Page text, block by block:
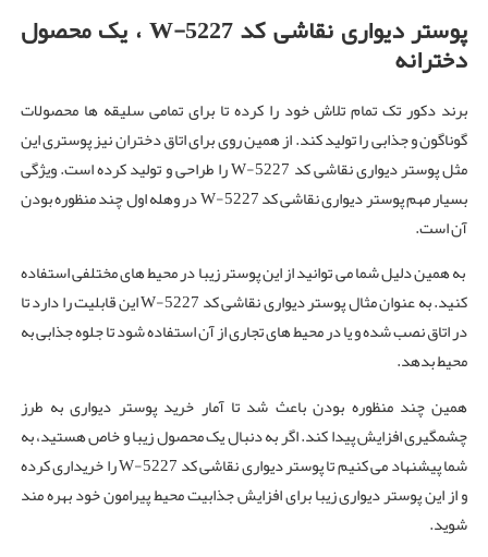
پوستر دیواری نقاشی کدW-5227، یک ‌محصول
دخترانه
برند دکور تک تمام تلاش خود را کرده تا برای تمامی سلیقه ها محصولات
گوناگون و جذابی را تولید کند. از همین روی برای اتاق دختران نیز پوستری این
مثل پوستر دیواری نقاشی کد W-5227 را طراحی و تولید کرده است. ویژگی
بسیار مهم پوستر دیواری نقاشی کد W-5227 در وهله اول چند منظوره بودن
آن است.
به همین دلیل شما می توانید از این پوستر زیبا در محیط های مختلفی استفاده
کنید. به عنوان مثال پوستر دیواری نقاشی کد W-5227 این قابلیت را دارد تا
در اتاق نصب شده و یا در محیط های تجاری از آن استفاده شود تا جلوه جذابی به
محیط بدهد.
همین چند منظوره بودن باعث شد تا آمار خرید پوستر دیواری به طرز
چشمگیری افزایش پیدا کند. اگر به دنبال یک محصول زیبا و خاص هستید، به
شما پیشنهاد می کنیم تا پوستر دیواری نقاشی کد W-5227 را خریداری کرده
و از این پوستر دیواری زیبا برای افزایش جذابیت محیط پیرامون خود بهره مند
شوید.